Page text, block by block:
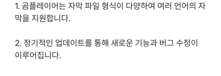
1. 곰플레이어는 자막 파일 형식이 다양하여 여러 언어의 자
막을 지원합니다.
2. 정기적인 업데이트를 통해 새로운 기능과 버그 수정이
이루어집니다.